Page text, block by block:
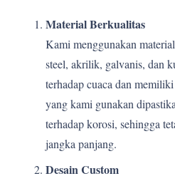
Material Berkualitas
Kami menggunakan
steel, akrilik, galvanis, dan
terhadap cuaca dan
yang kami gunakan
terhadap korosi, sehingga
jangka panjang.
Desain Custom